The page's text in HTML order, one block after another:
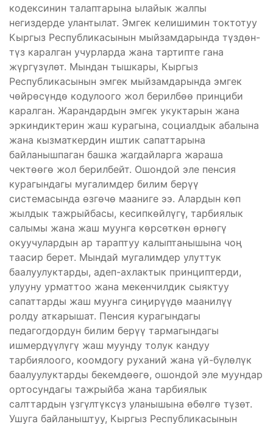
кодексинин талаптарына ылайык жалпы
негиздерде улантылат. Эмгек келишимин токтотуу
Кыргыз Республикасынын мыйзамдарында түздөн-
түз каралган учурларда жана тартипте гана
жүргүзүлөт. Мындан тышкары, Кыргыз
Республикасынын эмгек мыйзамдарында эмгек
чөйрөсүндө кодулоого жол берилбөө принциби
каралган. Жарандардын эмгек укуктарын жана
эркиндиктерин жаш курагына, социалдык абалына
жана кызматкердин иштик сапаттарына
байланышпаган башка жагдайларга жараша
чектөөгө жол берилбейт. Ошондой эле пенсия
курагындагы мугалимдер билим берүү
системасында өзгөчө мааниге ээ. Алардын көп
жылдык тажрыйбасы, кесипкөйлүгү, тарбиялык
салымы жана жаш муунга көрсөткөн өрнөгү
окуучулардын ар тараптуу калыптанышына чоң
таасир берет. Мындай мугалимдер улуттук
баалуулуктарды, адеп-ахлактык принциптерди,
улууну урматтоо жана мекенчилдик сыяктуу
сапаттарды жаш муунга сиңирүүдө маанилүү
ролду аткарышат. Пенсия курагындагы
педагогдордун билим берүү тармагындагы
ишмердүүлүгү жаш муунду толук кандуу
тарбиялоого, коомдогу руханий жана үй-бүлөлүк
баалуулуктарды бекемдөөгө, ошондой эле муундар
ортосундагы тажрыйба жана тарбиялык
салттардын үзгүлтүксүз уланышына өбөлгө түзөт.
Ушуга байланыштуу, Кыргыз Республикасынын